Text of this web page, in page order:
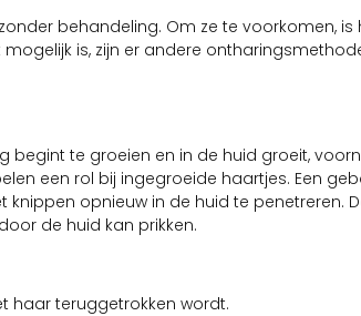
behandeling. Om ze te voorkomen,
is, zijn er andere
te groeien en in de huid groeit,
een rol bij ingegroeide haartjes. Een
opnieuw in de huid te penetreren.
de huid kan prikken.
haar teruggetrokken wordt.